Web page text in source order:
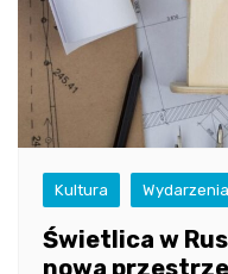
Kultura Wydarzenia
Świetlica w